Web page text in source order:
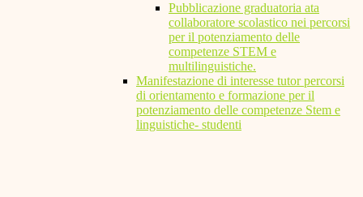
Pubblicazione graduatoria ata
collaboratore scolastico nei percorsi
per il potenziamento delle
competenze STEM e
multilinguistiche.
Manifestazione di interesse tutor percorsi
di orientamento e formazione per il
potenziamento delle competenze Stem e
linguistiche- studenti